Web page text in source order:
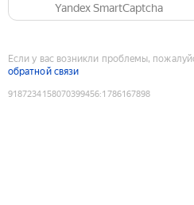
Yandex SmartCaptcha
Если у вас возникли проблемы,
обратной связи
9187234158070399456:1786167898